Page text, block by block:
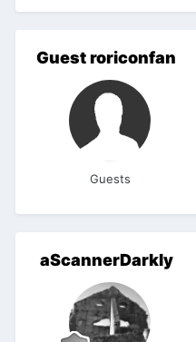
Guest roriconfan
Guests
aScannerDarkly